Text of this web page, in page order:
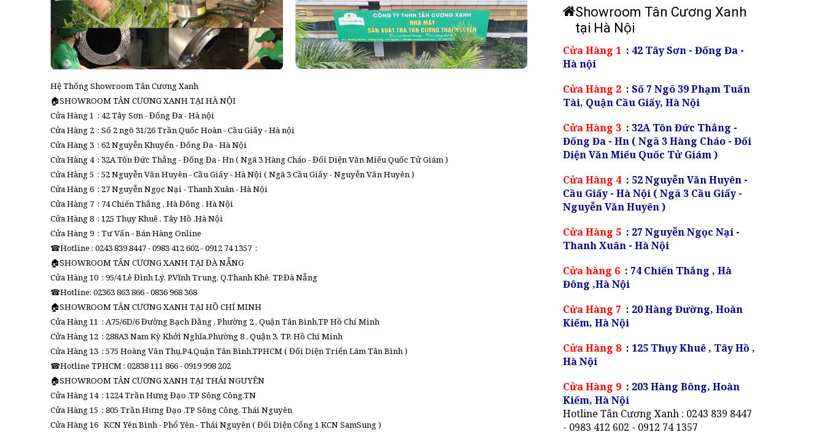
Hệ Thống Showroom Tân Cương Xanh
🏠SHOWROOM TÂN CƯƠNG XANH TẠI HÀ NỘI
Cửa Hàng 1 : 42 Tây Sơn - Đống Đa - Hà nội
Cửa Hàng 2 : Số 2 ngõ 31/26 Trần Quốc Hoàn - Cầu Giấy - Hà nội
Cửa Hàng 3 : 62 Nguyễn Khuyến - Đống Đa - Hà Nội
Cửa Hàng 4 : 32A Tôn Đức Thắng - Đống Đa - Hn ( Ngã 3 Hàng Cháo - Đối Diện Văn Miếu Quốc Tử Giám )
Cửa Hàng 5 : 52 Nguyễn Văn Huyên - Cầu Giấy - Hà Nội ( Ngã 3 Cầu Giấy - Nguyễn Văn Huyên )
Cửa Hàng 6 : 27 Nguyễn Ngọc Nại - Thanh Xuân - Hà Nội
Cửa Hàng 7 : 74 Chiến Thắng , Hà Đông , Hà Nội
Cửa Hàng 8 : 125 Thụy Khuê , Tây Hồ ,Hà Nội
Cửa Hàng 9 : Tư Vấn - Bán Hàng Online
☎Hotline : 0243 839 8447 - 0983 412 602 - 0912 74 1357 :
🏠SHOWROOM TÂN CƯƠNG XANH TẠI ĐÀ NẴNG
Cửa Hàng 10 : 95/4 Lê Đình Lý, P.Vĩnh Trung, Q.Thanh Khê, TP.Đà Nẵng
☎Hotline: 02363 863 866 - 0836 968 368
🏠SHOWROOM TÂN CƯƠNG XANH TẠI HỒ CHÍ MINH
Cửa Hàng 11 : A75/6D/6 Đường Bạch Đằng , Phường 2 , Quận Tân Bình,TP Hồ Chí Minh
Cửa Hàng 12 : 288A3 Nam Kỳ Khởi Nghĩa,Phường 8 , Quận 3, TP. Hồ Chí Minh
Cửa Hàng 13 : 575 Hoàng Văn Thụ,P4,Quận Tân Bình,TPHCM ( Đối Diện Triển Lãm Tân Bình )
☎Hotline TPHCM : 02838 111 866 - 0919 998 202
🏠SHOWROOM TÂN CƯƠNG XANH TẠI THÁI NGUYÊN
Cửa Hàng 14 : 1224 Trần Hưng Đạo ,TP Sông Công,TN
Cửa Hàng 15 : 805 Trần Hưng Đạo ,TP Sông Công, Thái Nguyên
Cửa Hàng 16 KCN Yên Bình - Phổ Yên - Thái Nguyên ( Đối Diện Cổng 1 KCN SamSung )
Showroom Tân Cương Xanh
tại Hà Nội
Cửa Hàng 1 : 42 Tây Sơn - Đống Đa -
Hà nội
Cửa Hàng 2 : Số 7 Ngõ 39 Phạm Tuấn
Tài, Quận Cầu Giấy, Hà Nội
Cửa Hàng 3 : 32A Tôn Đức Thắng -
Đống Đa - Hn ( Ngã 3 Hàng Cháo - Đối
Diện Văn Miếu Quốc Tử Giám )
Cửa Hàng 4 : 52 Nguyễn Văn Huyên -
Cầu Giấy - Hà Nội ( Ngã 3 Cầu Giấy -
Nguyễn Văn Huyên )
Cửa Hàng 5 : 27 Nguyễn Ngọc Nại -
Thanh Xuân - Hà Nội
Cửa hàng 6 : 74 Chiến Thắng , Hà
Đông ,Hà Nội
Cửa Hàng 7 : 20 Hàng Đường, Hoàn
Kiếm, Hà Nội
Cửa Hàng 8 : 125 Thụy Khuê , Tây Hồ ,
Hà Nội
Cửa Hàng 9 : 203 Hàng Bông, Hoàn
Kiếm, Hà Nội
Hotline Tân Cương Xanh : 0243 839 8447
- 0983 412 602 - 0912 74 1357